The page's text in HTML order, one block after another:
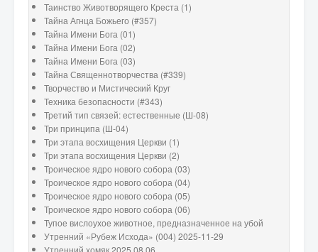
Таинство Животворящего Креста (1)
Тайна Агнца Божьего (#357)
Тайна Имени Бога (01)
Тайна Имени Бога (02)
Тайна Имени Бога (03)
Тайна Священнотворчества (#339)
Творчество и Мистический Круг
Техника безопасности (#343)
Третий тип связей: естественные (Ш-08)
Три принципа (Ш-04)
Три этапа восхищения Церкви (1)
Три этапа восхищения Церкви (2)
Троическое ядро нового собора (03)
Троическое ядро нового собора (04)
Троическое ядро нового собора (05)
Троическое ядро нового собора (06)
Тупое вислоухое животное, предназначенное на убой
Утренний «Рубеж Исхода» (004) 2025-11-29
Утренний хомяк 2025 08 06